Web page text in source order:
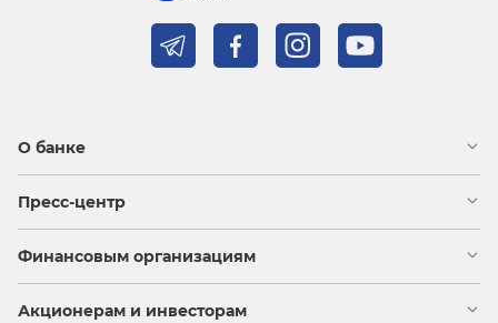
О банке
Пресс-центр
Финансовым организациям
Акционерам и инвесторам